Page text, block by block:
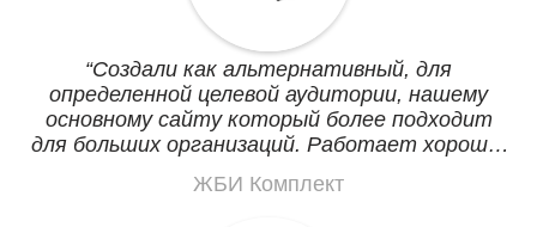
Создали как альтернативный, для
определенной целевой аудитории, нашему
основному сайту который более подходит
для больших организаций. Работает хорошо,
ЖБИ Комплект